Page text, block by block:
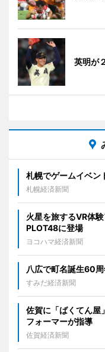
英明が
札幌でゲームイベ
札幌経済新聞
火星を旅するVR体
PLOT48に登場
ヨコハマ経済新聞
八広で町名誕生60
すみだ経済新聞
佐賀に「ばくてん
フォーマーが指導
佐賀経済新聞